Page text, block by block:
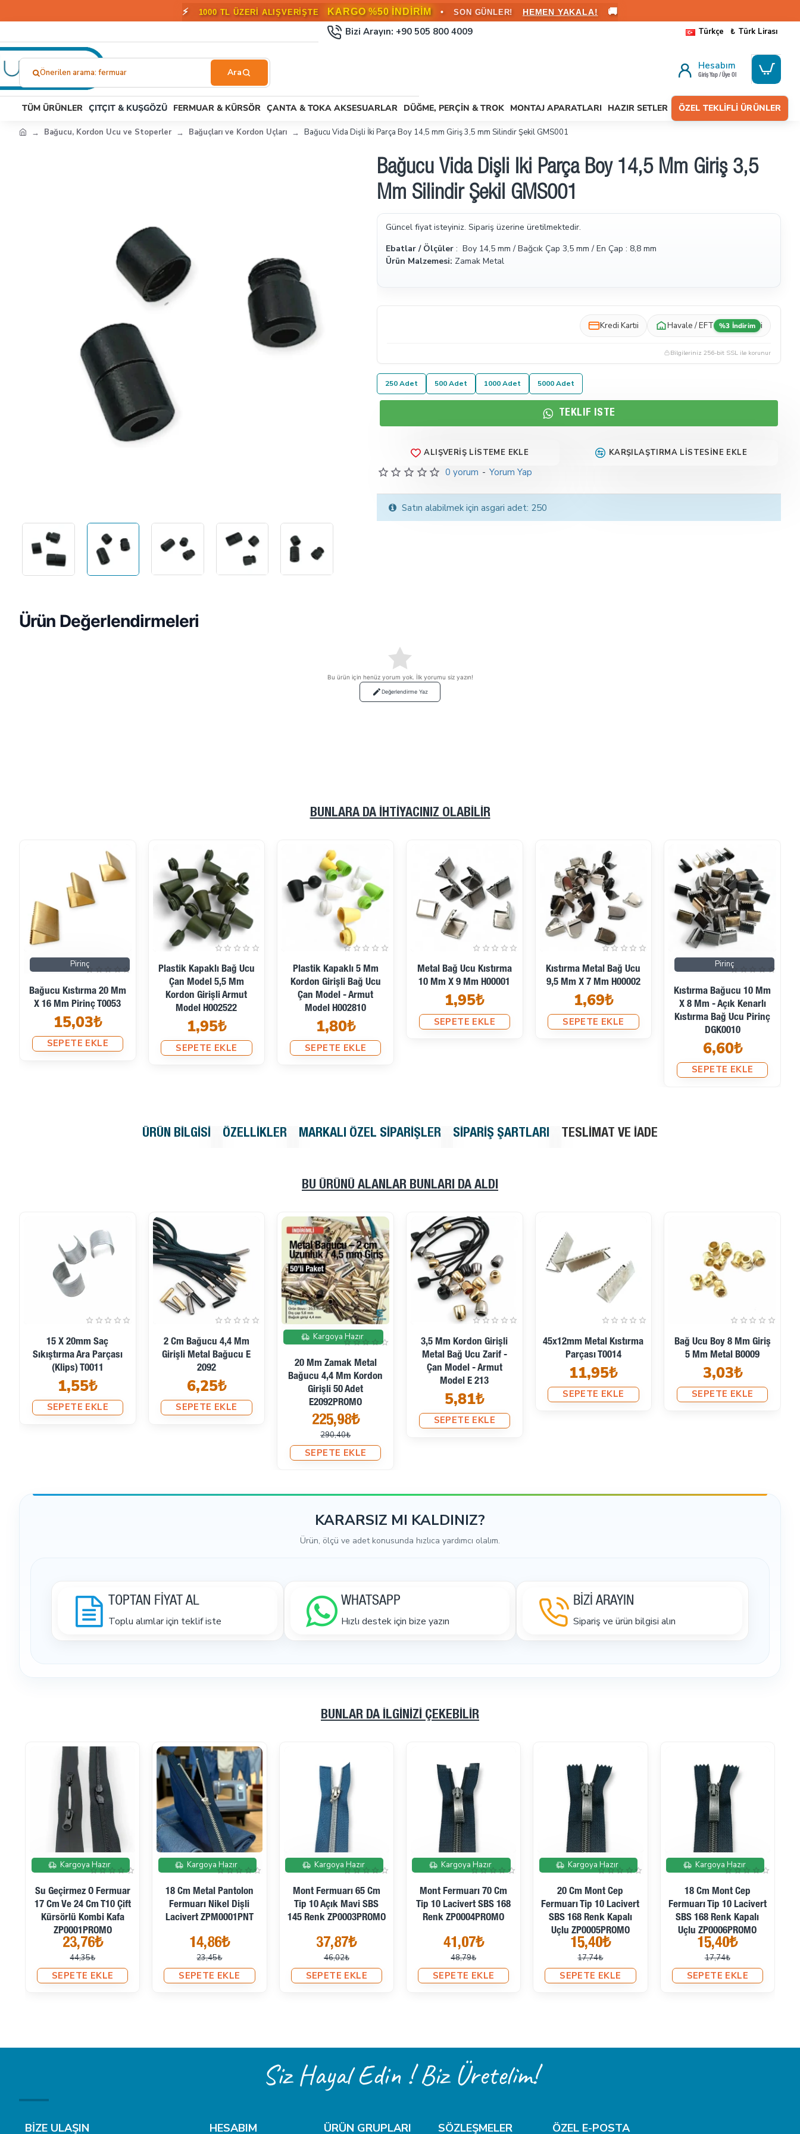
🎁 2000 TL ÜZERİ SİPARİŞLERDE KARGO BEDAVA! • HEMEN FAYDALANIN 🚚
Bizi Arayın: +90 505 800 4009 Türkçe ₺ Türk Lirası
Aramıştınız?...
Önerilen arama: fermuar
Hesabım
Giriş Yap / Üye Ol
TÜM ÜRÜNLER ÇITÇIT & KUŞGÖZÜ FERMUAR & KÜRSÖR ÇANTA & TOKA AKSESUARLAR DÜĞME, PERÇIN & TROK MONTAJ APARATLARI HAZIR SETLER ÖZEL TEKLIFLI ÜRÜNLER
Bağucu, Kordon Ucu ve Stoperler Bağuçları ve Kordon Uçları Bağucu Vida Dişli İki Parça Boy 14,5 mm Giriş 3,5 mm Silindir Şekil GMS001
2-3 gün içinde
Bağucu Vida Dişli İki Parça Boy 14,5 Mm Giriş 3,5
Mm Silindir Şekil GMS001
Güncel fiyat isteyiniz. Sipariş üzerine üretilmektedir.
Ebatlar / Ölçüler : Boy 14,5 mm / Bağcık Çap 3,5 mm / En Çap : 8,8 mm
Ürün Malzemesi: Zamak Metal
Kredi Kartıi Havale / EFT %3 İndirim i
Bilgileriniz 256-bit SSL ile korunur
0 yorum - Yorum Yap
250 Adet 500 Adet 1000 Adet 5000 Adet
TEKLIF İSTE
ALIŞVERIŞ LISTEME EKLE KARŞILAŞTIRMA LISTESINE EKLE
Satın alabilmek için asgari adet: 250
Ürün Değerlendirmeleri
Bu ürün için henüz yorum yok. İlk yorumu siz yazın!
Değerlendirme Yaz
BUNLARA DA İHTIYACINIZ OLABILIR
Plastik Kapaklı 5 Mm
Çan Model - Armut
Model H002810
1,80₺
SEPETE EKLE
Metal Bağ Ucu Kıstırma
10 Mm X 9 Mm H00001
1,95₺
SEPETE EKLE
Kıstırma Metal Bağ Ucu
9,5 Mm X 7 Mm H00002
1,69₺
SEPETE EKLE
Pirinç
Kıstırma Bağucu 10 Mm
X 8 Mm - Açık Kenarlı
Kıstırma Bağ Ucu Pirinç
DGK0010
Pirinç
Bağucu Kıstırma 14 Mm
X 7 Mm - Pirinç Açık
Kenarlı Kıstırma Bağ Ucu
DGK0015
Pirinç
Kıstırma Bağucu 20 Mm
X 7.6 Mm - Kapalı Kenarlı
Kıstırma Bağ Ucu Pirinç
DGK0020SK
9,29₺
SEPETE EKLE
ÜRÜN BILGISI ÖZELLIKLER MARKALI ÖZEL SIPARIŞLER SIPARIŞ ŞARTLARI TESLIMAT VE İADE
BU ÜRÜNÜ ALANLAR BUNLARI DA ALDI
45x12mm Metal Kıstırma
Parçası T0014
11,95₺
SEPETE EKLE
Bağ Ucu Boy 8 Mm Giriş
5 Mm Metal B0009
3,03₺
SEPETE EKLE
Pirinç
Bağ Ucu Kıstırma – 61,7
Mm × 8,5 Mm Pirinç,
Kapalı Kenarlı, Hızlı
Pense Montajı DGK0060K
Bağ Ucu Küp Şekil 5 X 5
Mm Giriş 2,5 Mm Kordon
Ucu E 1804
7,38₺
SEPETE EKLE
Bağucu Desenli Metal
Boncuk Şekil Boy 7 Mm
Giriş 5,8 Mm PBB008
6,46₺
Bağucu Desenli Metal
Boncuk Şekil Boy 7,8
Mm Giriş 3 Mm PBB001
6,15₺
KARARSIZ MI KALDINIZ?
Ürün, ölçü ve adet konusunda hızlıca yardımcı olalım.
TOPTAN FİYAT AL
Toplu alımlar için teklif iste
WHATSAPP
Hızlı destek için bize yazın
BİZİ ARAYIN
Sipariş ve ürün bilgisi alın
BUNLAR DA İLGINIZI ÇEKEBILIR
İndirimde
Kargoya Hazır
Su Geçirmez O Fermuar
17 Cm Ve 24 Cm T10 Çift
Kürsörlü Kombi Kafa
ZP0001PROMO
23,76₺
44,35₺
SEPETE EKLE
İndirimde
Kargoya Hazır
18 Cm Metal Pantolon
Fermuarı Nikel Dişli
Lacivert ZPM0001PNT
14,86₺
23,45₺
SEPETE EKLE
İndirimde
Kargoya Hazır
Mont Fermuarı 65 Cm
Tip 10 Açık Mavi SBS
145 Renk ZP0003PROMO
37,87₺
46,02₺
SEPETE EKLE
İndirimde
Kargoya Hazır
Mont Fermuarı 70 Cm
Tip 10 Lacivert SBS 168
Renk ZP0004PROMO
41,07₺
48,79₺
SEPETE EKLE
İndirimde
Kargoya Hazır
20 Cm Mont Cep
Fermuarı Tip 10 Lacivert
SBS 168 Renk Kapalı
Uçlu ZP0005PROMO
15,40₺
17,74₺
SEPETE EKLE
İndirimde
Kargoya Hazır
18 Cm Mont Cep
Fermuarı Tip 10 Lacivert
SBS 168 Renk Kapalı
Uçlu ZP0006PROMO
15,40₺
17,74₺
SEPETE EKLE
Siz Hayal Edin ! Biz Üretelim!
BİZE ULAŞIN HESABIM ÜRÜN GRUPLARI SÖZLEŞMELER
ÖZEL E-POSTA